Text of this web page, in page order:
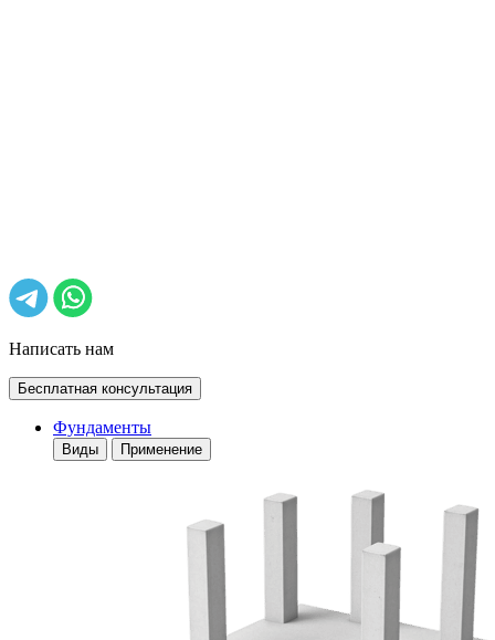
Написать нам
Бесплатная консультация
Фундаменты
Виды Применение